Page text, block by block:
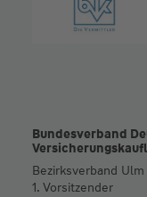
Bundesverband
Bezirksverband Ulm
1. Vorsitzender